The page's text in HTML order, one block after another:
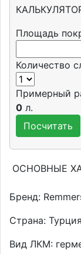
Площадь
Количество
Примерный
0 л.
ОСНОВНЫЕ
Бренд:
Страна: Турция
Вид ЛКМ: